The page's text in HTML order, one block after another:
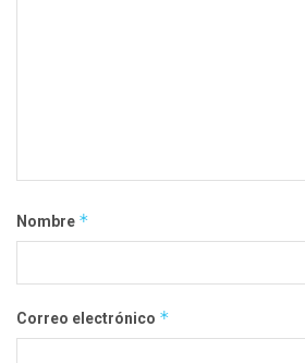
Nombre *
Correo electrónico *